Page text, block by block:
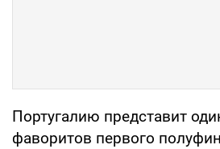
Португалию представит
фаворитов первого